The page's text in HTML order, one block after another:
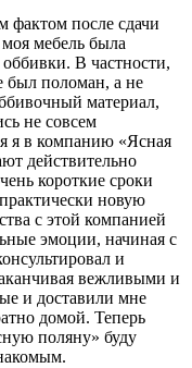
фактом после сдачи
мебель была
В частности,
был поломан, а не
материал,
не совсем
я в компанию «Ясная
действительно
короткие сроки
новую
с этой компанией
эмоции, начиная с
и
вежливыми и
и доставили мне
домой. Теперь
поляну» буду